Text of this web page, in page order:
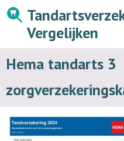
Vergelijken
Hema tandarts 3